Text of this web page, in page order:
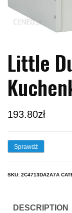
Little
193.80zł
Sprawdź
SKU: 2C4713DA2A7A
DESCRIPTION